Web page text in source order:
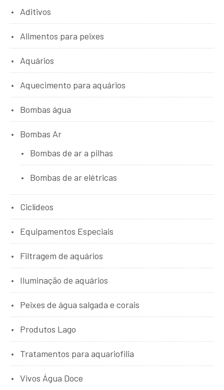
Aditivos
Alimentos para peixes
Aquários
Aquecimento para aquários
Bombas água
Bombas Ar
Bombas de ar a pilhas
Bombas de ar elétricas
Ciclídeos
Equipamentos Especiais
Filtragem de aquários
Iluminação de aquários
Peixes de água salgada e corais
Produtos Lago
Tratamentos para aquariofilia
Vivos Água Doce